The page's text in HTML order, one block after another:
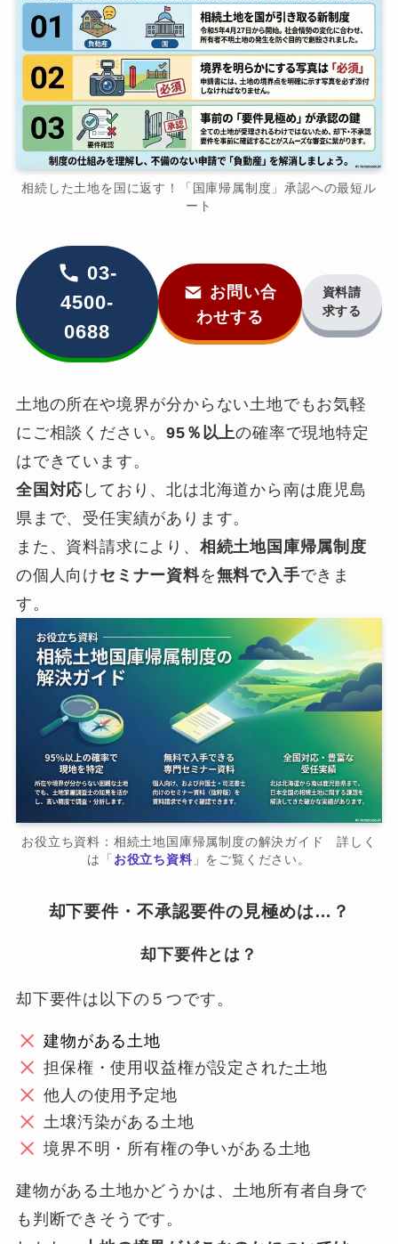
相続した土地を国に返す！「国庫帰属制度」承認への最短ル
ート
03-
4500-
0688
お問い合
わせする
資料請
求する
土地の所在や境界が分からない土地でもお気軽
にご相談ください。95％以上の確率で現地特定
はできています。
全国対応 しており、北は北海道から南は鹿児島
県まで、受任実績があります。
また、資料請求により、 相続土地国庫帰属制度
の個人向けセミナー資料を無料で入手できま
す。
お役立ち資料：相続土地国庫帰属制度の解決ガイド 詳しく
は「 お役立ち資料」をご覧ください。
却下要件・不承認要件の見極めは…？
却下要件とは？
却下要件は以下の５つです。
建物がある土地
担保権・使用収益権が設定された土地
他人の使用予定地
土壌汚染がある土地
境界不明・所有権の争いがある土地
建物がある土地かどうかは、土地所有者自身で
も判断できそうです。